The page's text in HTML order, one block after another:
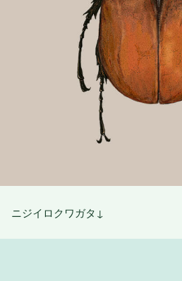
ニジイロクワガタ↓